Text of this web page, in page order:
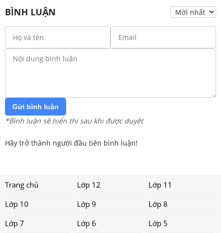
BÌNH LUẬN
Gửi bình luận
*Bình luận sẽ hiển thị sau khi được duyệt
Hãy trở thành người đầu tiên bình luận!
Trang chủ Lớp 12
Lớp 11
Lớp 10
Lớp 9
Lớp 8
Lớp 7
Lớp 6 Lớp 5